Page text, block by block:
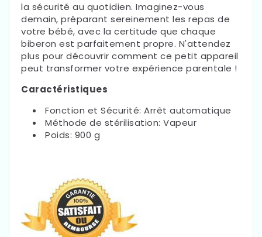
la sécurité au quotidien. Imaginez-vous
demain, préparant sereinement les repas de
votre bébé, avec la certitude que chaque
biberon est parfaitement propre. N'attendez
plus pour découvrir comment ce petit appareil
peut transformer votre expérience parentale !
Caractéristiques
Fonction et Sécurité: Arrêt automatique
Méthode de stérilisation: Vapeur
Poids: 900 g